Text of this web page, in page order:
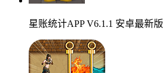
星账统计APP V6.1.1 安卓最新版